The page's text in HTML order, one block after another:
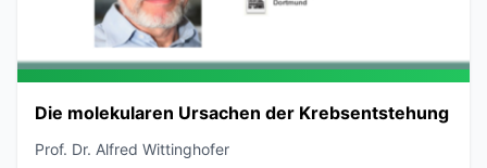
Die molekularen Ursachen der Krebsentstehung
Prof. Dr. Alfred Wittinghofer